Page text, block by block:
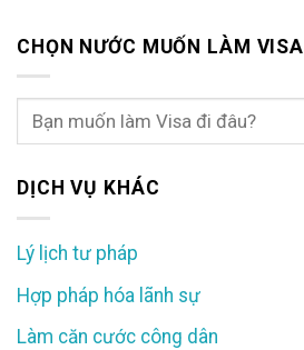
CHỌN NƯỚC MUỐN LÀM VISA
DỊCH VỤ KHÁC
Lý lịch tư pháp
Hợp pháp hóa lãnh sự
Làm căn cước công dân